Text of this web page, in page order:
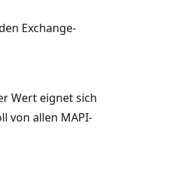
Exchange-
Wert eignet sich
von allen MAPI-